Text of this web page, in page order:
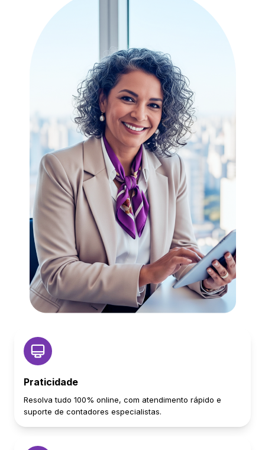
Praticidade
Resolva tudo 100% online, com atendimento rápido e
suporte de contadores especialistas.